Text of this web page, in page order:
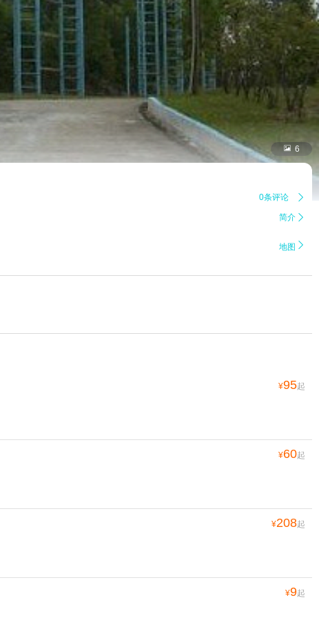
 6
0条评论 
简介 
地图 
¥95起
¥60起
¥208起
¥9起